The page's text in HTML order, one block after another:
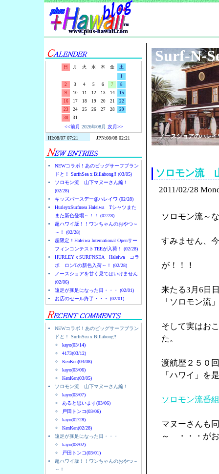
日 月 火 水 木 金
土
1
2
3 4 5 6 7
8
9
10 11 12 13 14
15
16
17 18 19 20 21
22
23
24 25 26 27 28
29
30
31
<<前月 2026年08月 次月>>
NEWコラボ！あのビッグサーフブラン
ドと！ SurfnSea x Billabong!! (03/05)
ソロモン流 山下マヌーさん編！
(02/28)
キッズバースデー@ハレイワ (02/28)
HurleyxSurfnsea Haleiwa Tシャツまた
また新色登場～！！ (02/28)
超ハワイ版！！ワンちゃんのおやつ～
～！ (02/28)
超限定！Haleiwa International Openサー
フィンコンテストTEEが入荷！ (02/28)
HURLEYｘSURFNSEA Haleiwa コラ
ボ ロンTの新色入荷～！ (02/28)
ノースショアを甘く見てはいけません
(02/06)
遠足が豚足になった日・・・ (02/01)
お店のセール終了・・・ (02/01)
NEWコラボ！あのビッグサーフブラン
ドと！ SurfnSea x Billabong!!
kayo(03/14)
4173(03/12)
KenKen(03/08)
kayo(03/06)
KenKen(03/05)
ソロモン流 山下マヌーさん編！
kayo(03/07)
あると思います(03/06)
戸田トンコ(03/06)
kayo(02/28)
KenKen(02/28)
遠足が豚足になった日・・・
kayo(03/02)
戸田トンコ(03/01)
超ハワイ版！！ワンちゃんのおやつ～
～！
Surf-N-
ノースショアのハレ
ソロモン流
2011/02/28
ソロモン流～
すみません、
が！！！
来たる3月6日
「ソロモン流
そして実はお
た。
渡航歴２５０
「ハワイ」を
ソロモン流番
マヌーさんも
～ ・・・がお